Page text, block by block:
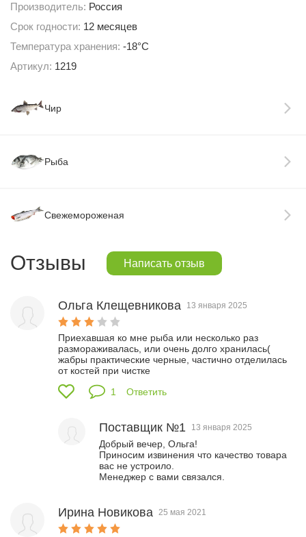
Производитель: Россия
Срок годности: 12 месяцев
Температура хранения: -18°С
Артикул: 1219
Чир
Рыба
Свежемороженая
Отзывы Написать отзыв
Ольга Клещевникова 13 января 2025
Приехавшая ко мне рыба или несколько раз
размораживалась, или очень долго хранилась(
жабры практические черные, частично отделилась
от костей при чистке
1
Ответить
Поставщик №1 13 января 2025
Добрый вечер, Ольга!
Приносим извинения что качество товара
вас не устроило.
Менеджер с вами связался.
Ирина Новикова 25 мая 2021